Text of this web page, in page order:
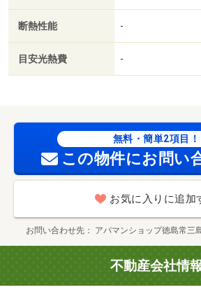
断熱性能 -
目安光熱費 -
無料・簡単2項目！
この物件にお問い
お気に入りに追加
お問い合わせ先 アパマンショップ徳島常
不動産会社情